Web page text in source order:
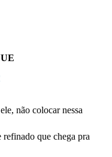
não colocar nessa
que chega pra